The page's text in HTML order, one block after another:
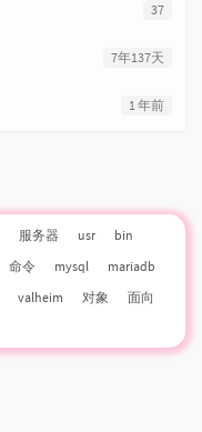
37
7年137天
1 年前
服务器 usr
bin
命令 mysql
mariadb
valheim 对象
面向